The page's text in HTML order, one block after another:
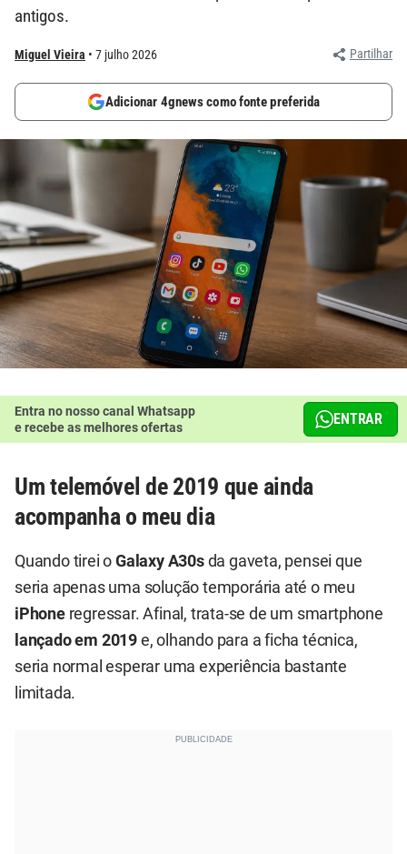
antigos.
Miguel Vieira 7 julho 2026 Partilhar
Adicionar 4gnews como fonte preferida
Entra no nosso canal Whatsapp
e recebe as melhores ofertas
ENTRAR
Um telemóvel de 2019 que ainda
acompanha o meu dia
Quando tirei o Galaxy A30sda gaveta, pensei que
seria apenas uma solução temporária até o meu
iPhoneregressar. Afinal, trata-se de um smartphone
lançado em 2019 e, olhando para a ficha técnica,
seria normal esperar uma experiência bastante
limitada.